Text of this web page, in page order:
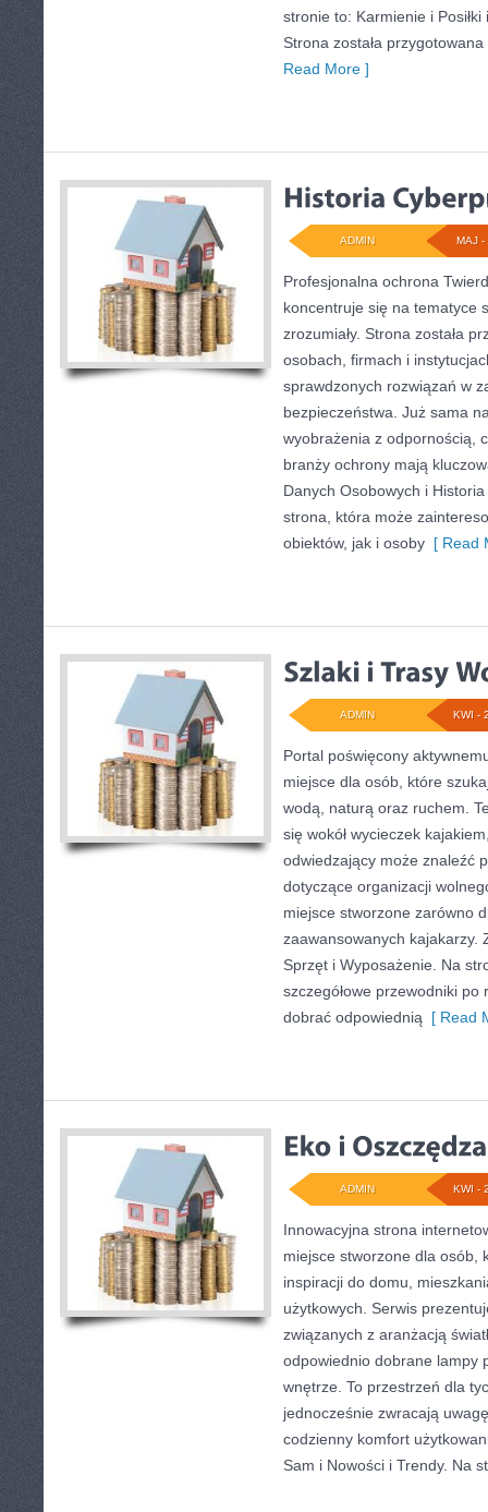
stronie to: Karmienie i
Strona została
Read More ]
MAJ -
ADMIN
Profesjonalna ochrona
koncentruje się na tematyce
zrozumiały. Strona została
osobach, firmach i
sprawdzonych rozwiązań w
bezpieczeństwa. Już sama
wyobrażenia z odpornością,
branży ochrony mają
Danych Osobowych i
strona, która może
obiektów, jak i osoby [ Read
KWI -
ADMIN
Portal poświęcony
miejsce dla osób, które
wodą, naturą oraz ruchem.
się wokół wycieczek
odwiedzający może znaleźć
dotyczące organizacji
miejsce stworzone zarówno
zaawansowanych kajakarzy.
Sprzęt i Wyposażenie. Na
szczegółowe przewodniki
dobrać odpowiednią [ Read
KWI -
ADMIN
Innowacyjna strona
miejsce stworzone dla osób,
inspiracji do domu,
użytkowych. Serwis
związanych z aranżacją
odpowiednio dobrane lampy
wnętrze. To przestrzeń dla
jednocześnie zwracają
codzienny komfort
Sam i Nowości i Trendy. Na